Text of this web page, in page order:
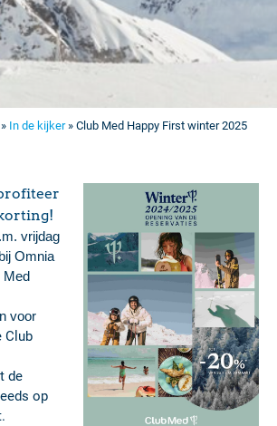
» In de kijker» Club Med Happy First winter 2025
vrijdag
Omnia
Med
voor
Club
de
op